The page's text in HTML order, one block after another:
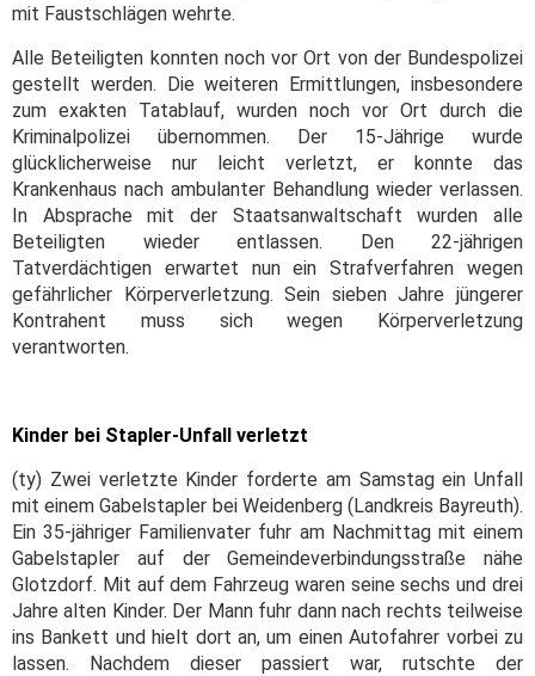
mit Faustschlägen wehrte.
Alle Beteiligten konnten noch vor Ort von der Bundespolizei
gestellt werden. Die weiteren Ermittlungen, insbesondere
zum exakten Tatablauf, wurden noch vor Ort durch die
Kriminalpolizei übernommen. Der 15-Jährige wurde
glücklicherweise nur leicht verletzt, er konnte das
Krankenhaus nach ambulanter Behandlung wieder verlassen.
In Absprache mit der Staatsanwaltschaft wurden alle
Beteiligten wieder entlassen. Den 22-jährigen
Tatverdächtigen erwartet nun ein Strafverfahren wegen
gefährlicher Körperverletzung. Sein sieben Jahre jüngerer
Kontrahent muss sich wegen Körperverletzung
verantworten.
Kinder bei Stapler-Unfall verletzt
(ty) Zwei verletzte Kinder forderte am Samstag ein Unfall
mit einem Gabelstapler bei Weidenberg (Landkreis Bayreuth).
Ein 35-jähriger Familienvater fuhr am Nachmittag mit einem
Gabelstapler auf der Gemeindeverbindungsstraße nähe
Glotzdorf. Mit auf dem Fahrzeug waren seine sechs und drei
Jahre alten Kinder. Der Mann fuhr dann nach rechts teilweise
ins Bankett und hielt dort an, um einen Autofahrer vorbei zu
lassen. Nachdem dieser passiert war, rutschte der